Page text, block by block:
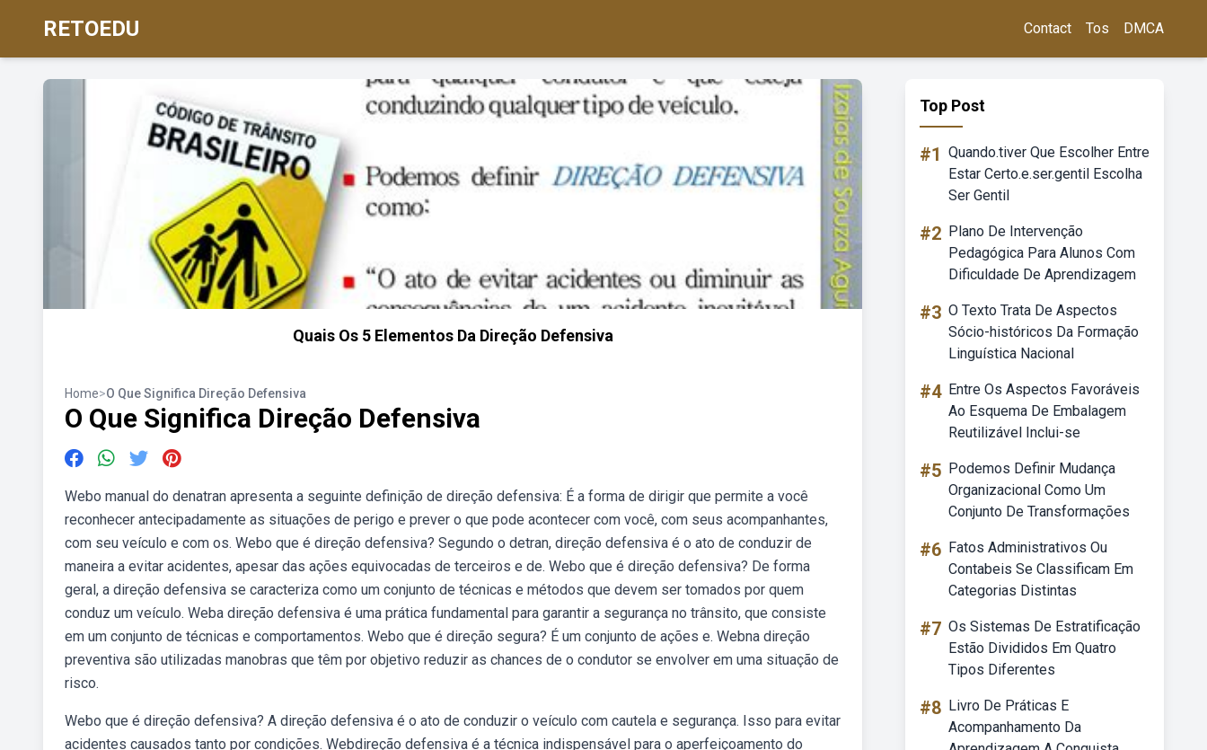
RETOEDU Contact Tos DMCA
Quais Os 5 Elementos Da Direção Defensiva
Home>O Que Significa Direção Defensiva
O Que Significa Direção Defensiva
Webo manual do denatran apresenta a seguinte definição de direção defensiva: É a forma de dirigir que permite a você
reconhecer antecipadamente as situações de perigo e prever o que pode acontecer com você, com seus acompanhantes,
com seu veículo e com os. Webo que é direção defensiva? Segundo o detran, direção defensiva é o ato de conduzir de
maneira a evitar acidentes, apesar das ações equivocadas de terceiros e de. Webo que é direção defensiva? De forma
geral, a direção defensiva se caracteriza como um conjunto de técnicas e métodos que devem ser tomados por quem
conduz um veículo. Weba direção defensiva é uma prática fundamental para garantir a segurança no trânsito, que consiste
em um conjunto de técnicas e comportamentos. Webo que é direção segura? É um conjunto de ações e. Webna direção
preventiva são utilizadas manobras que têm por objetivo reduzir as chances de o condutor se envolver em uma situação de
risco.
Webo que é direção defensiva? A direção defensiva é o ato de conduzir o veículo com cautela e segurança. Isso para evitar
acidentes causados tanto por condições. Webdireção defensiva é a técnica indispensável para o aperfeiçoamento do
Top Post
#1 Quando.tiver Que Escolher Entre
Estar Certo.e.ser.gentil Escolha
Ser Gentil
#2 Plano De Intervenção
Pedagógica Para Alunos Com
Dificuldade De Aprendizagem
#3 O Texto Trata De Aspectos
Sócio-históricos Da Formação
Linguística Nacional
#4 Entre Os Aspectos Favoráveis
Ao Esquema De Embalagem
Reutilizável Inclui-se
#5 Podemos Definir Mudança
Organizacional Como Um
Conjunto De Transformações
#6 Fatos Administrativos Ou
Contabeis Se Classificam Em
Categorias Distintas
#7 Os Sistemas De Estratificação
Estão Divididos Em Quatro
Tipos Diferentes
#8 Livro De Práticas E
Acompanhamento Da